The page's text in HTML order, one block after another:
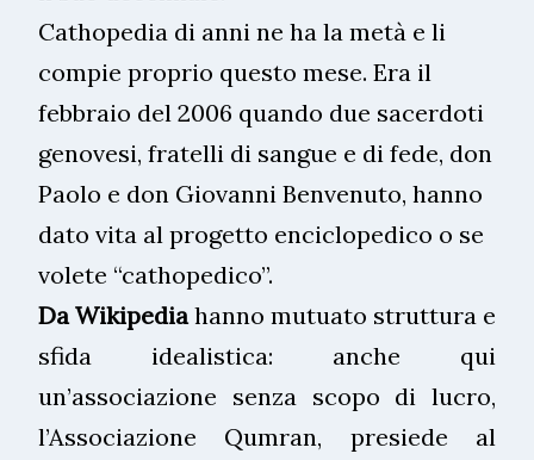
Cathopedia di anni ne ha la metà e li
compie proprio questo mese. Era il
febbraio del 2006 quando due sacerdoti
genovesi, fratelli di sangue e di fede, don
Paolo e don Giovanni Benvenuto, hanno
dato vita al progetto enciclopedico o se
volete “cathopedico”.
Da Wikipedia hanno mutuato struttura e
sfida idealistica: anche qui
un’associazione senza scopo di lucro,
l’Associazione Qumran, presiede al